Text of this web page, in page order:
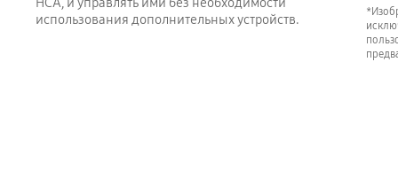
использования дополнительных устройств.